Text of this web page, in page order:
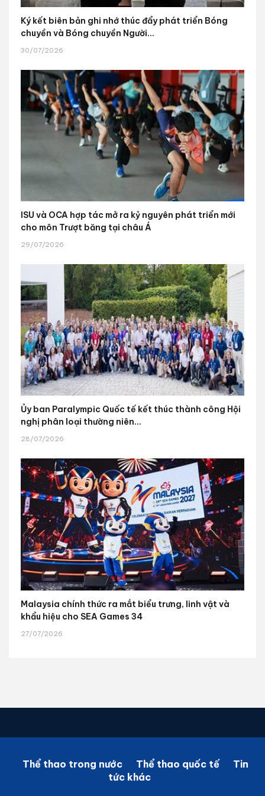
Ký kết biên bản ghi nhớ thúc đẩy phát triển Bóng
chuyền và Bóng chuyền Người...
30/07/2026
ISU và OCA hợp tác mở ra kỷ nguyên phát triển mới
cho môn Trượt băng tại châu Á
29/07/2026
Ủy ban Paralympic Quốc tế kết thúc thành công Hội
nghị phân loại thường niên...
28/07/2026
Malaysia chính thức ra mắt biểu trưng, linh vật và
khẩu hiệu cho SEA Games 34
27/07/2026
Thể thao trong nước Thể thao quốc tế
Tin
tức khác